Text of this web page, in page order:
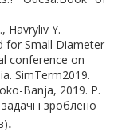
Havryliv Y.
for Small Diameter
conference on
SimTerm2019.
Banja, 2019. P.
і зроблено
.